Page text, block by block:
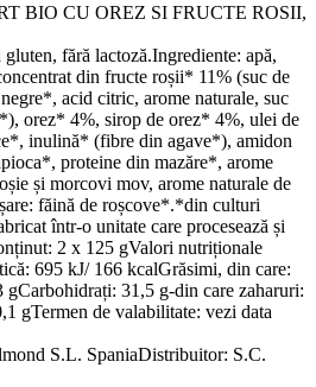
BIO CU OREZ SI FRUCTE ROSII,
fără lactoză.Ingrediente: apă,
din fructe roșii* 11% (suc de
acid citric, arome naturale, suc
orez* 4%, sirop de orez* 4%, ulei de
inulină* (fibre din agave*), amidon
proteine din mazăre*, arome
și morcovi mov, arome naturale de
făină de roșcove*.*din culturi
într-o unitate care procesează și
2 x 125 gValori nutriționale
695 kJ/ 166 kcalGrăsimi, din care:
gCarbohidrați: 31,5 g-din care zaharuri:
gTermen de valabilitate: vezi data
S.L. SpaniaDistribuitor: S.C.